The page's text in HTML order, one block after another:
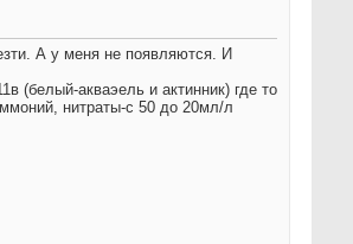
А у меня не появляются. И
(белый-акваэель и актинник) где то
нитраты-с 50 до 20мл/л